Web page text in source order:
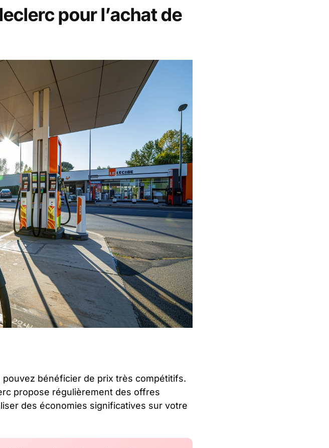
pour l’achat de
pouvez bénéficier de prix très compétitifs.
propose régulièrement des offres
des économies significatives sur votre